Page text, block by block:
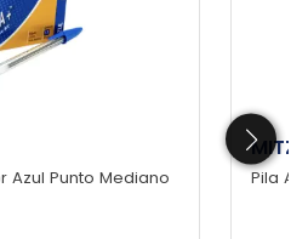
Azul Punto Mediano
Pila